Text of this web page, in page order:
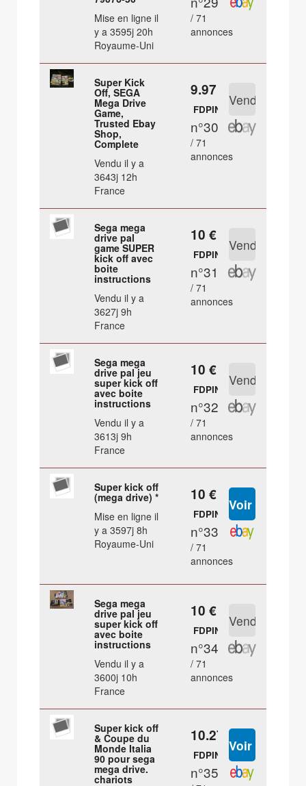
Mise en ligne il
y a 3595j 20h
Royaume-Uni
/ 71
annonces
Super Kick
Off, SEGA
Mega Drive
Game,
Trusted Ebay
Shop,
Complete
Vendu il y a
3643j 12h
France
9.97 €
FDPIN
n°30
/ 71
annonces
Sega mega
drive pal
game SUPER
kick off avec
boite
instructions
Vendu il y a
3627j 9h
France
10 €
FDPIN
n°31
/ 71
annonces
Sega mega
drive pal jeu
super kick off
avec boite
instructions
Vendu il y a
3613j 9h
France
10 €
FDPIN
n°32
/ 71
annonces
Super kick off
(mega drive) *
Mise en ligne il
y a 3597j 8h
Royaume-Uni
10 €
FDPIN
n°33
/ 71
annonces
Sega mega
drive pal jeu
super kick off
avec boite
instructions
Vendu il y a
3600j 10h
France
10 €
FDPIN
n°34
/ 71
annonces
Super kick off
& Coupe du
Monde Italia
90 pour sega
mega drive.
chariots
10.27 €
FDPIN
n°35